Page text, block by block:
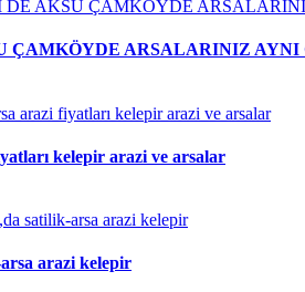
ÇAMKÖYDE ARSALARINIZ
kelepir arazi ve arsalar
arazi kelepir